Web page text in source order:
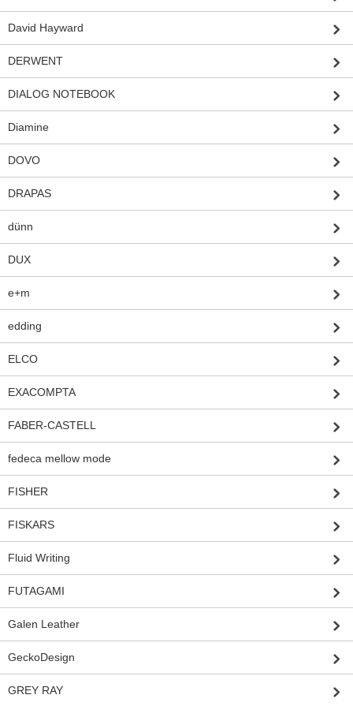
David Hayward
DERWENT
DIALOG NOTEBOOK
Diamine
DOVO
DRAPAS
dünn
DUX
e+m
edding
ELCO
EXACOMPTA
FABER-CASTELL
fedeca mellow mode
FISHER
FISKARS
Fluid Writing
FUTAGAMI
Galen Leather
GeckoDesign
GREY RAY